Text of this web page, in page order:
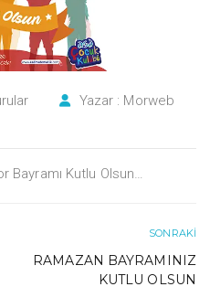
Yazar : Morweb
Bayramı Kutlu Olsun…
SONRAKI
RAMAZAN BAYRAMINIZ
KUTLU OLSUN